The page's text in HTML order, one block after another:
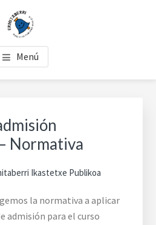
PÚBLICO
colegio de Burlada que ofrece la
gratuita en euskera.
Menú
Normativa
Ikastetxe Publikoa
la normativa a aplicar
admisión para el curso